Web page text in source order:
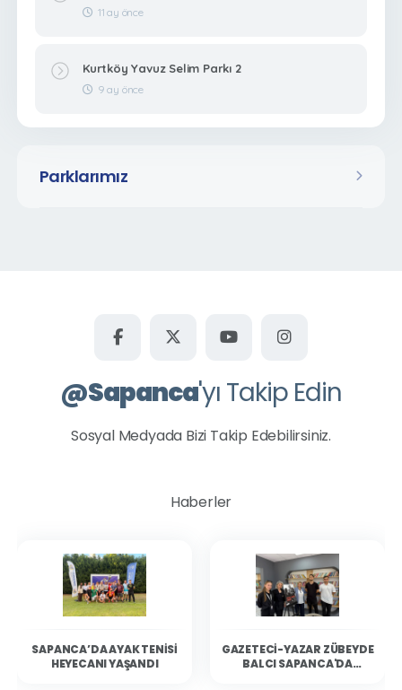
Parklarımız
11 ay önce
Kurtköy Yavuz Selim Parkı 2
9 ay önce
@Sapanca'yı Takip Edin
Sosyal Medyada Bizi Takip Edebilirsiniz.
Haberler
SAPANCA’DA AYAK TENISI
HEYECANI YAŞANDI
GAZETECI-YAZAR ZÜBEYDE
BALCI SAPANCA'DA